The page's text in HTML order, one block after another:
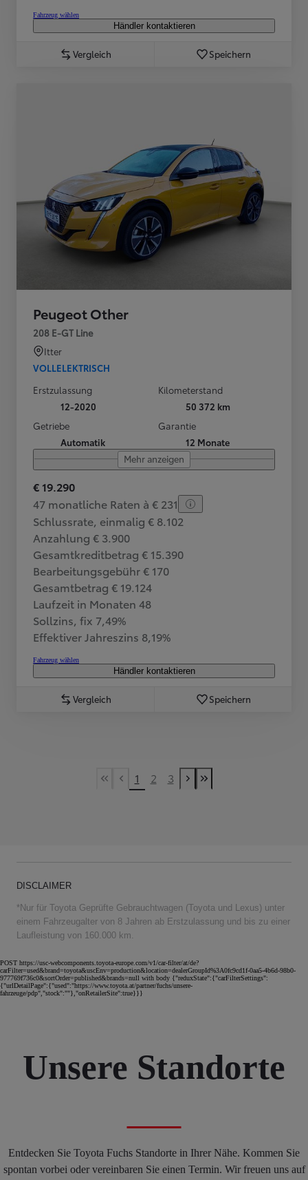
Fahrzeug wählen
Händler kontaktieren
Vergleich Speichern
Peugeot Other
208 E-GT Line
Itter
VOLLELEKTRISCH
Erstzulassung
12-2020
Kilometerstand
50 372 km
Getriebe
Automatik
Garantie
12 Monate
Mehr anzeigen
€ 19.290
47 monatliche Raten à € 231
Schlussrate, einmalig € 8.102
Anzahlung € 3.900
Gesamtkreditbetrag € 15.390
Bearbeitungsgebühr € 170
Gesamtbetrag € 19.124
Laufzeit in Monaten 48
Sollzins, fix 7,49%
Effektiver Jahreszins 8,19%
Fahrzeug wählen
Händler kontaktieren
Vergleich Speichern
First Page
Vorherige Seite
1 2 3
Nächste Seite
Last Page
DISCLAIMER
*Nur für Toyota Geprüfte Gebrauchtwagen (Toyota und Lexus) unter
einem Fahrzeugalter von 8 Jahren ab Erstzulassung und bis zu einer
Laufleistung von 160.000 km.
POST https://usc-webcomponents.toyota-europe.com/v1/car-filter/at/de?
carFilter=used&brand=toyota&uscEnv=production&location=dealerGroupId%3A0fc9cd1f-0aa5-4b6d-98b0-
977769f736c0&sortOrder=published&brands=null with body {"reduxState":{"carFilterSettings":
{"urlDetailPage":{"used":"https://www.toyota.at/partner/fuchs/unsere-
fahrzeuge/pdp","stock":""},"onRetailerSite":true}}}
Unsere Standorte
Entdecken Sie Toyota Fuchs Standorte in Ihrer Nähe. Kommen Sie
spontan vorbei oder vereinbaren Sie einen Termin. Wir freuen uns auf